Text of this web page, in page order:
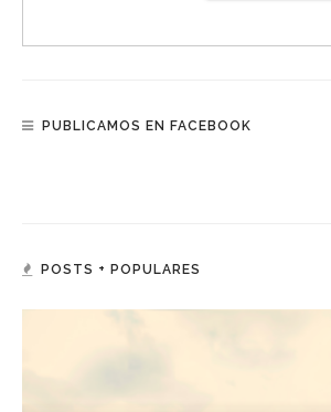
PUBLICAMOS EN FACEBOOK
POSTS + POPULARES